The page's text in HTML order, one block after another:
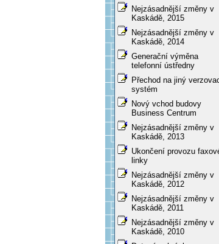
Nejzásadnější změny v
Kaskádě, 2015
Nejzásadnější změny v
Kaskádě, 2014
Generační výměna
telefonní ústředny
Přechod na jiný
systém
Nový vchod budovy
Business Centrum
Nejzásadnější změny v
Kaskádě, 2013
Ukončení provozu
linky
Nejzásadnější změny v
Kaskádě, 2012
Nejzásadnější změny v
Kaskádě, 2011
Nejzásadnější změny v
Kaskádě, 2010